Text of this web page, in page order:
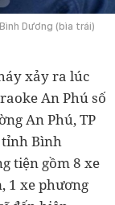
Dương (bìa trái)
xảy ra lúc
An Phú số
An Phú, TP
tỉnh Bình
tiện gồm 8 xe
1 xe phương